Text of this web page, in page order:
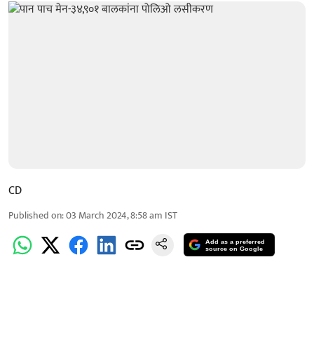
CD
Published on:03 March 2024, 8:58 am IST
Add as a preferred
source on Google